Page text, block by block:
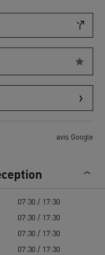
avis Google
07:30 / 17:30
07:30 / 17:30
07:30 / 17:30
07:30 / 17:30